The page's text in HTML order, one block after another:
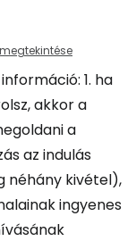
1. ha
akkor a
a
az indulás
néhány kivétel),
ingyenes